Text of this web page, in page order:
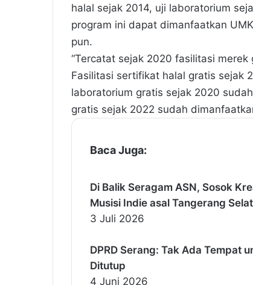
halal sejak 2014, uji laboratorium
program ini dapat dimanfaatkan
pun.
“Tercatat sejak 2020 fasilitasi
Fasilitasi sertifikat halal gratis sejak
laboratorium gratis sejak 2020
gratis sejak 2022 sudah
Baca Juga:
Di Balik Seragam ASN, Sosok
Musisi Indie asal Tangerang
3 Juli 2026
DPRD Serang: Tak Ada Tempat
Ditutup
4 Juni 2026